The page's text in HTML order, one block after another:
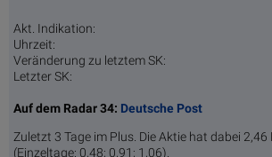
Akt. Indikation:
Uhrzeit:
Veränderung zu letztem SK:
Letzter SK:
Auf dem Radar 34: Deutsche Post
Zuletzt 3 Tage im Plus. Die Aktie hat dabei
(Einzeltage: 0,48; 0,91; 1,06).